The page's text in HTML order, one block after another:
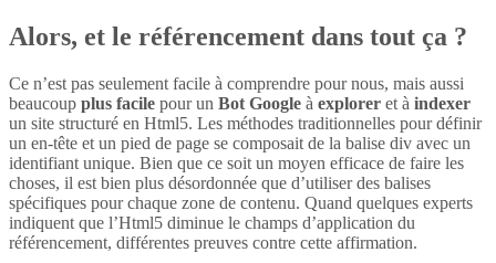
Alors, et le référencement dans tout ça ?
Ce n’est pas seulement facile à comprendre pour nous, mais aussi
beaucoup plus facile pour un Bot Google à explorer et à indexer
un site structuré en Html5. Les méthodes traditionnelles pour définir
un en-tête et un pied de page se composait de la balise div avec un
identifiant unique. Bien que ce soit un moyen efficace de faire les
choses, il est bien plus désordonnée que d’utiliser des balises
spécifiques pour chaque zone de contenu. Quand quelques experts
indiquent que l’Html5 diminue le champs d’application du
référencement, différentes preuves contre cette affirmation.